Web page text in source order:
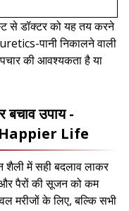
से डॉक्टर को यह तय करने
पानी निकालने वाली
की आवश्यकता है या
बचाव उपाय -
Life
शैली में सही बदलाव लाकर
पैरों की सूजन को कम
मरीजों के लिए, बल्कि सभी